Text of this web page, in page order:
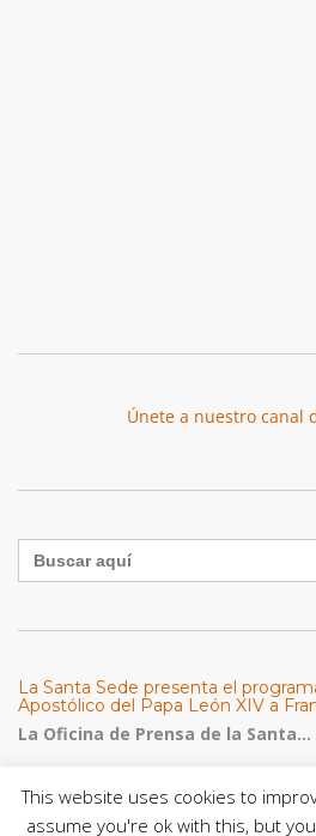
Únete a nuestro canal
Buscar:
La Santa Sede presenta el
Apostólico del Papa León XIV a
La Oficina de Prensa de la Santa...
Diócesis de San Cristóbal celebró
de La Grita con un llamado a la
humana
This website uses cookies to
assume you're ok with this, but